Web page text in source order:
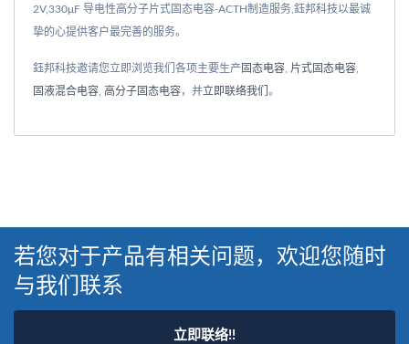
2V,330μF 导电性高分子片式固态电容-ACTH制造服务,鈺邦科技以最诚
挚的心提供客户最完善的服务。
鈺邦科技邀请您立即浏览我们各项主要生产 固态电容, 片式固态电容,
固液混合电容, 高分子固态电容，并立即联络我们 。
若您对于产品有相关问题，欢迎您随时
与我们联系
立即联络!!